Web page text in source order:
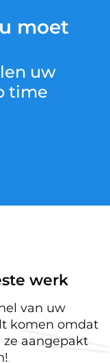
moet
uw
time
werk
van uw
komen omdat
ze aangepakt